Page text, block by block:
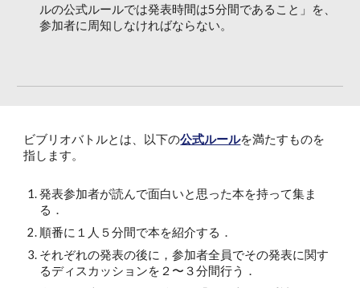
ルの公式ルールでは発表時間は5分間であること」を、
参加者に周知しなければならない。
ビブリオバトルとは、以下の公式ルールを満たすものを
指します。
発表参加者が読んで面白いと思った本を持って集ま
る．
順番に１人５分間で本を紹介する．
それぞれの発表の後に，参加者全員でその発表に関す
るディスカッションを２〜３分間行う．